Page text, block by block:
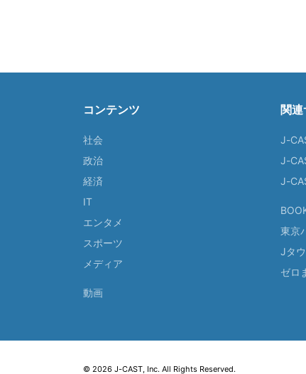
コンテンツ
社会
政治
経済
IT
エンタメ
スポーツ
メディア
動画
関連
J-
J-
J-
東京
Jタ
ゼロ
© 2026 J-CAST, Inc. All Rights Reserved.